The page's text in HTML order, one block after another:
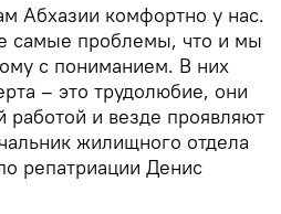
Абхазии комфортно у нас.
самые проблемы, что и мы
с пониманием. В них
– это трудолюбие, они
и везде проявляют
жилищного отдела
репатриации Денис